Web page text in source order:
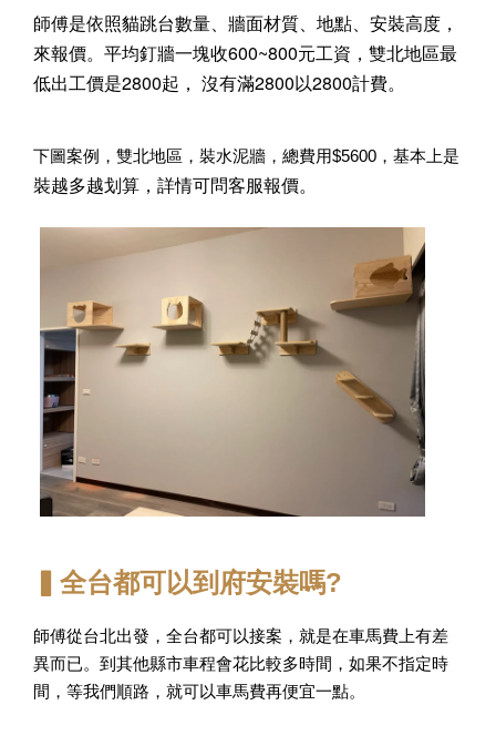
師傅是依照貓跳台數量、牆面材質、地點、安裝高度，
來報價。 平均釘牆一塊收600~800元工資， 雙北地區最
低出工價是2800起， 沒有滿2800以2800計費。
下圖案例，雙北地區，裝水泥牆，總費用$5600，基本上是
裝越多越划算，詳情可問客服報價。
▍全台都可以到府安裝嗎?
師傅從台北出發，全台都可以接案，就是在車馬費上有差
異而已。到其他縣市車程會花比較多時間，如果不指定時
間，等我們順路，就可以車馬費再便宜一點。